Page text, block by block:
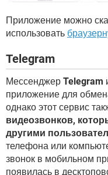
Приложение можно
использовать
Telegram
Мессенджер Telegram
приложение для
однако этот сервис
видеозвонков,
другими
телефона или
звонок в мобильном
появилась в